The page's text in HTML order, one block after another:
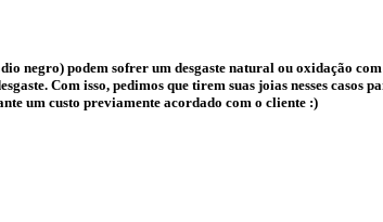
negro) podem sofrer um desgaste natural ou oxidação
Com isso, pedimos que tirem suas joias nesses
um custo previamente acordado com o cliente :)